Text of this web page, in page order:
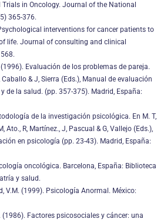
in Oncology. Journal of the National
365-376.
interventions for cancer patients to
life. Journal of consulting and clinical
(1996). Evaluación de los problemas de pareja.
Caballo & J, Sierra (Eds.), Manual de evaluación
de la salud. (pp. 357-375). Madrid, España:
de la investigación psico­lógica. En M. T,
Ato., R, Martínez., J, Pascual & G, Vallejo (Eds.),
en psicología (pp. 23-43). Madrid, España:
oncológica. Barcelona, España: Biblioteca
y salud.
V.M. (1999). Psicología Anormal. México:
(1986). Factores psicosociales y cáncer: una